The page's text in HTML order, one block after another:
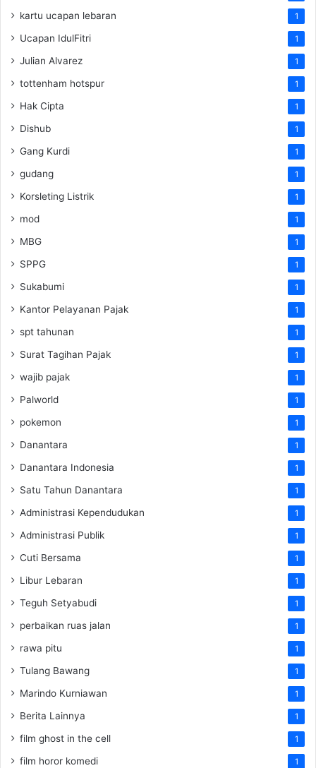
kartu ucapan lebaran 1
Ucapan IdulFitri 1
Julian Alvarez 1
tottenham hotspur 1
Hak Cipta 1
Dishub 1
Gang Kurdi 1
gudang 1
Korsleting Listrik 1
mod 1
MBG 1
SPPG 1
Sukabumi 1
Kantor Pelayanan Pajak 1
spt tahunan 1
Surat Tagihan Pajak 1
wajib pajak 1
Palworld 1
pokemon 1
Danantara 1
Danantara Indonesia 1
Satu Tahun Danantara 1
Administrasi Kependudukan 1
Administrasi Publik 1
Cuti Bersama 1
Libur Lebaran 1
Teguh Setyabudi 1
perbaikan ruas jalan 1
rawa pitu 1
Tulang Bawang 1
Marindo Kurniawan 1
Berita Lainnya 1
film ghost in the cell 1
film horor komedi 1